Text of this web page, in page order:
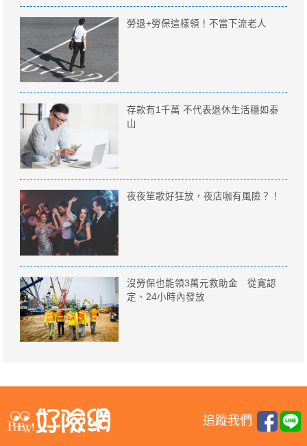
勞退+勞保這樣領！不當下流老人
存款有1千萬 不代表退休生活穩如泰
山
夜夜笙歌好狂放，夜店咖有風險？！
沒勞保也能領3萬元救助金 從寛認
定、24小時內發放
追蹤我們